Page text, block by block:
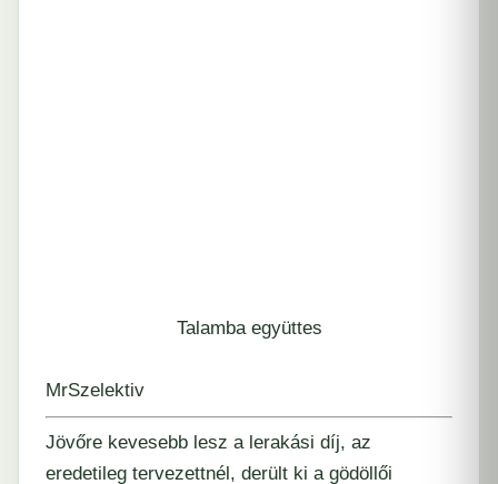
Talamba együttes
MrSzelektiv
Jövőre kevesebb lesz a lerakási díj, az
eredetileg tervezettnél, derült ki a gödöllői